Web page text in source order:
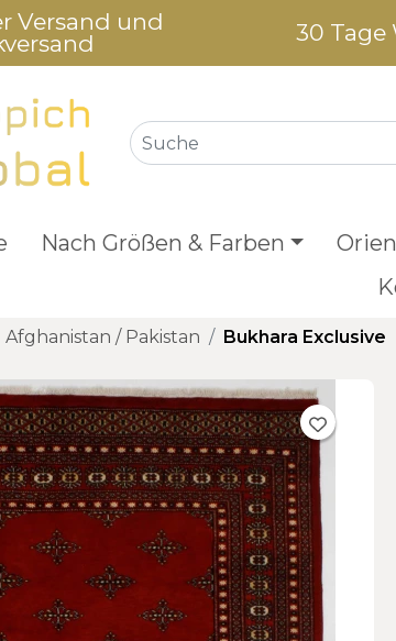
Versand und
30
Nach Größen & Farben
Afghanistan / Pakistan Bukhara Exclusive